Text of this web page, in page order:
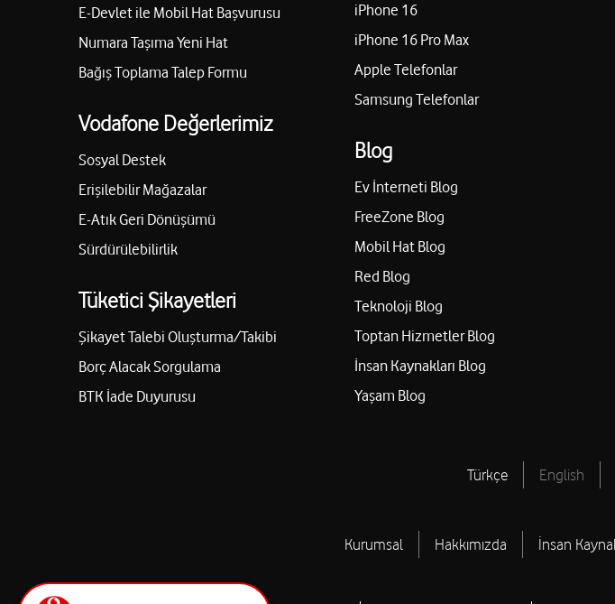
E-Devlet ile Mobil Hat Başvurusu
Numara Taşıma Yeni Hat
Bağış Toplama Talep Formu
Vodafone Değerlerimiz
Sosyal Destek
Erişilebilir Mağazalar
E-Atık Geri Dönüşümü
Sürdürülebilirlik
Tüketici Şikayetleri
Şikayet Talebi Oluşturma/Takibi
Borç Alacak Sorgulama
BTK İade Duyurusu
iPhone 16
iPhone 16 Pro Max
Apple Telefonlar
Samsung Telefonlar
Blog
Ev İnterneti Blog
FreeZone Blog
Mobil Hat Blog
Red Blog
Teknoloji Blog
Toptan Hizmetler Blog
İnsan Kaynakları Blog
Yaşam Blog
Türkçe English
Kurumsal Hakkımızda İnsan